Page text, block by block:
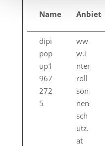
Name Anbieter
dipi
pop
up1
967
272
5
ww
w.i
nter
roll
son
nen
sch
utz.
at